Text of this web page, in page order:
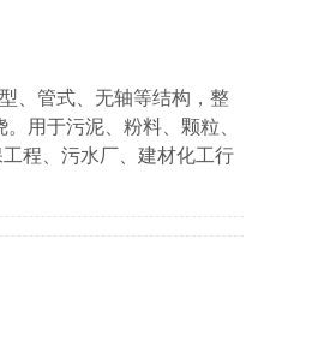
、管式、无轴等结构，整
用于污泥、粉料、颗粒、
程、污水厂、建材化工行